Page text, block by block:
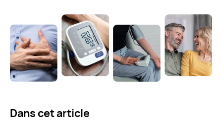
Dans cet article